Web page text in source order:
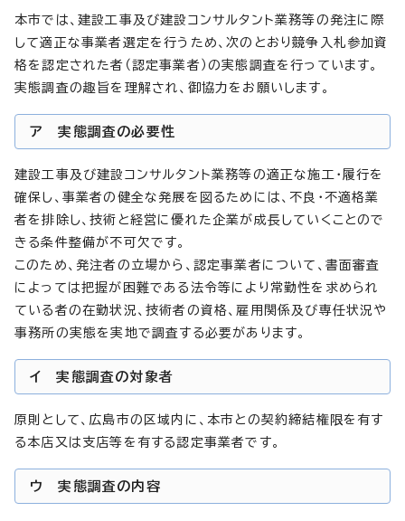
本市では、建設工事及び建設コンサルタント業務等の発注に際
して適正な事業者選定を行うため、次のとおり競争入札参加資
格を認定された者（認定事業者）の実態調査を行っています。
実態調査の趣旨を理解され、御協力をお願いします。
ア 実態調査の必要性
建設工事及び建設コンサルタント業務等の適正な施工・履行を
確保し、事業者の健全な発展を図るためには、不良・不適格業
者を排除し、技術と経営に優れた企業が成長していくことので
きる条件整備が不可欠です。
このため、発注者の立場から、認定事業者について、書面審査
によっては把握が困難である法令等により常勤性を求められ
ている者の在勤状況、技術者の資格、雇用関係及び専任状況や
事務所の実態を実地で調査する必要があります。
イ 実態調査の対象者
原則として、広島市の区域内に、本市との契約締結権限を有す
る本店又は支店等を有する認定事業者です。
ウ 実態調査の内容